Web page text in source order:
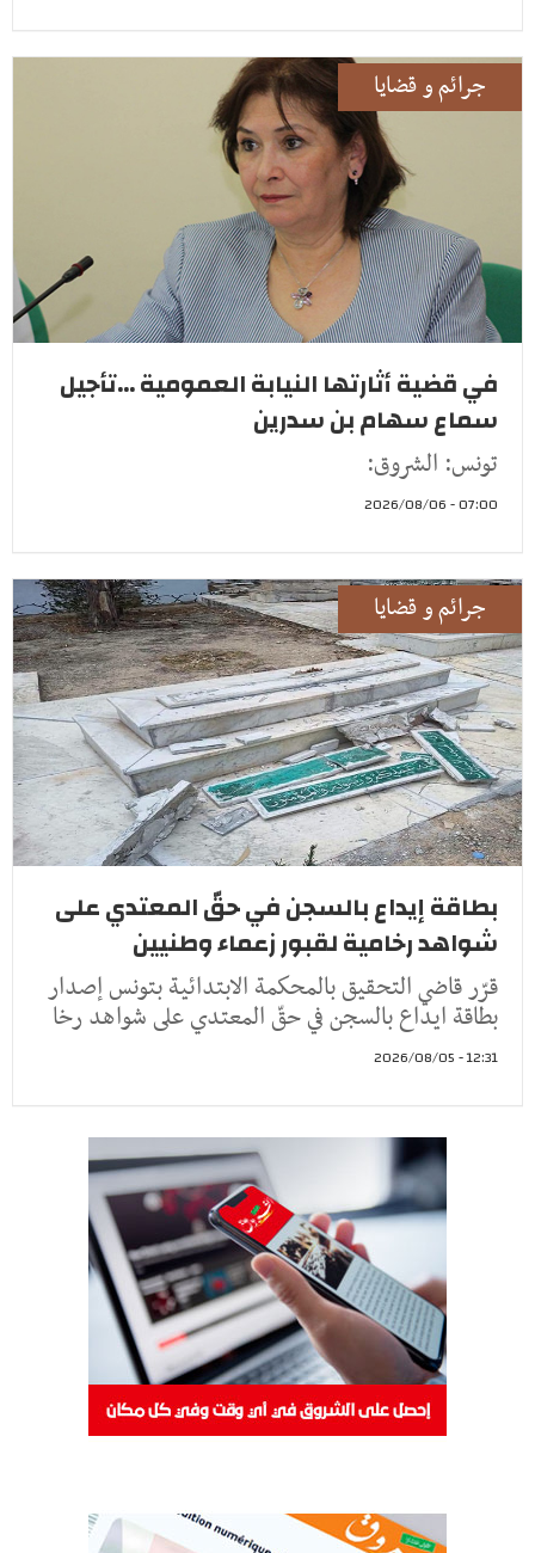
جرائم و قضايا
في قضية أثارتها النيابة العمومية ...تأجيل
سماع سهام بن سدرين
تونس: الشروق:
07:00 - 2026/08/06
جرائم و قضايا
بطاقة إيداع بالسجن في حقّ المعتدي على
شواهد رخامية لقبور زعماء وطنيين
قرّر قاضي التحقيق بالمحكمة الابتدائية بتونس إصدار
بطاقة ايداع بالسجن في حقّ المعتدي على شواهد رخا
12:31 - 2026/08/05